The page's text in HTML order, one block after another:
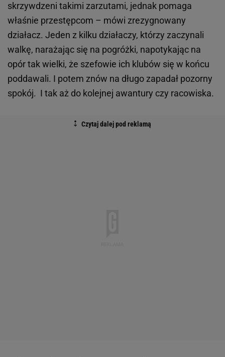
skrzywdzeni takimi zarzutami, jednak pomaga
właśnie przestępcom – mówi zrezygnowany
działacz. Jeden z kilku działaczy, którzy zaczynali
walkę, narażając się na pogróżki, napotykając na
opór tak wielki, że szefowie ich klubów się w końcu
poddawali. I potem znów na długo zapadał pozorny
spokój. I tak aż do kolejnej awantury czy racowiska.